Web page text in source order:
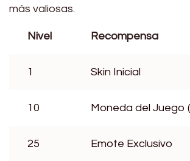
más valiosas.
Nivel Recompensa
1 Skin Inicial
10 Moneda del Juego
25 Emote Exclusivo